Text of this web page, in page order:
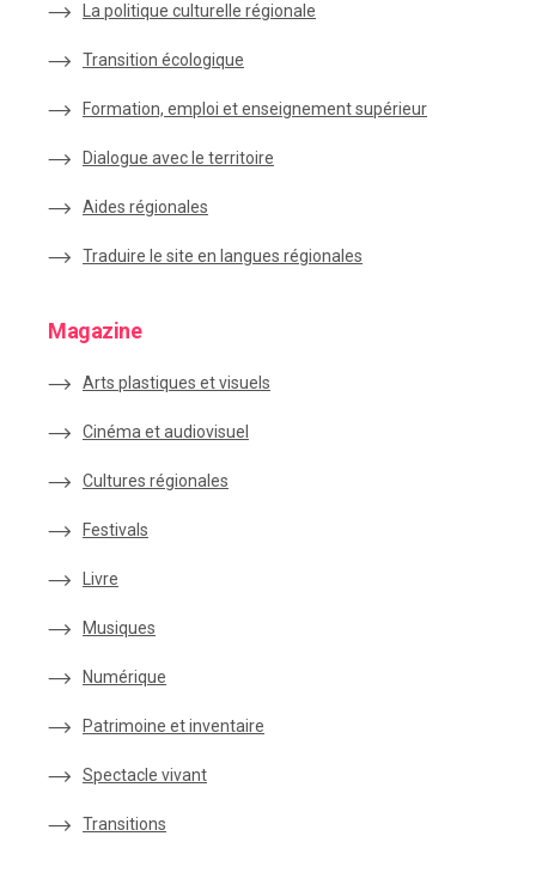
La politique culturelle régionale
Transition écologique
Formation, emploi et enseignement supérieur
Dialogue avec le territoire
Aides régionales
Traduire le site en langues régionales
Magazine
Arts plastiques et visuels
Cinéma et audiovisuel
Cultures régionales
Festivals
Livre
Musiques
Numérique
Patrimoine et inventaire
Spectacle vivant
Transitions